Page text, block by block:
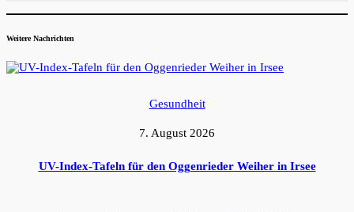
Weitere Nachrichten
Gesundheit
7. August 2026
UV-Index-Tafeln für den Oggenrieder Weiher in Irsee